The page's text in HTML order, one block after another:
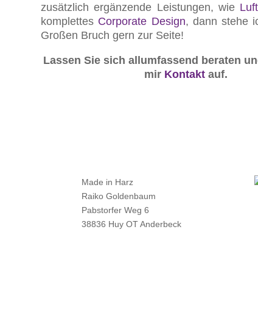
zusätzlich ergänzende Leistungen, wie
komplettes Corporate Design, dann stehe
Großen Bruch gern zur Seite!
Lassen Sie sich allumfassend beraten
mir Kontakt auf.
Made in Harz
Raiko Goldenbaum
Pabstorfer Weg 6
38836 Huy OT Anderbeck